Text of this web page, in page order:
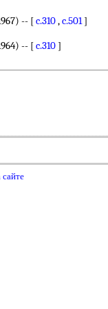
-- [c.310,c.501]
-- [c.310 ]
сайте